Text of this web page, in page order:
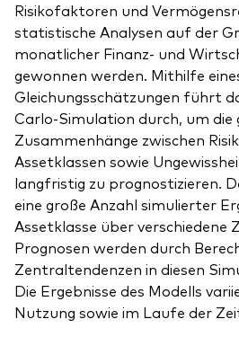
Risikofaktoren und
statistische Analysen auf der
monatlicher Finanz- und
gewonnen werden. Mithilfe
Gleichungsschätzungen führt
Carlo-Simulation durch, um die
Zusammenhänge zwischen
Assetklassen sowie
langfristig zu prognostizieren.
eine große Anzahl simulierter
Assetklasse über verschiedene
Prognosen werden durch
Zentraltendenzen in diesen
Die Ergebnisse des Modells
Nutzung sowie im Laufe der